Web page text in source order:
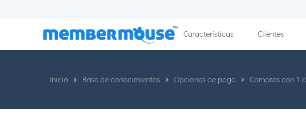
Características Clientes
Inicio Base de conocimientos Opciones de pago Compras con 1